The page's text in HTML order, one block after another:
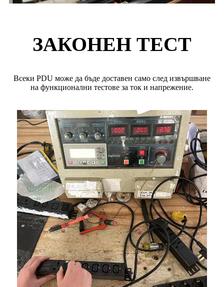
ЗАКОНЕН ТЕСТ
Всеки PDU може да бъде доставен само след извършване
на функционални тестове за ток и напрежение.